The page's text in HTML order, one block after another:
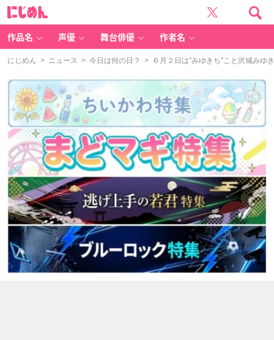
作品名 声優 舞台俳優 作者名
にじめん > ニュース > 今日は何の日？ > ６月２日は”みゆきち”こと沢城みゆ